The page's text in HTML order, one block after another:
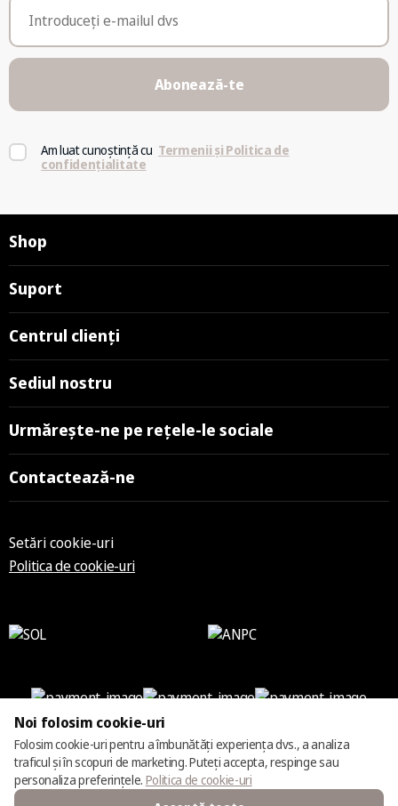
Abonează-te
Am luat cunoștință cu Termenii și Politica de
confidențialitate
Shop
Suport
Centrul clienți
Sediul nostru
Urmărește-ne pe rețele-le sociale
Contactează-ne
Setări cookie-uri
Politica de cookie-uri
© 2025 – 2026 Casmara România
Noi folosim cookie-uri
Folosim cookie-uri pentru a îmbunătăți experiența dvs., a analiza
traficul și în scopuri de marketing. Puteți accepta, respinge sau
personaliza preferințele. Politica de cookie-uri